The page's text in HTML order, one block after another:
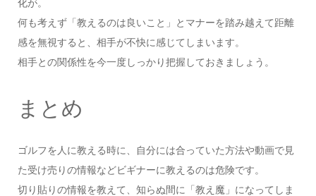
化が。
何も考えず「教えるのは良いこと」とマナーを踏み越えて距離
感を無視すると、相手が不快に感じてしまいます。
相手との関係性を今一度しっかり把握しておきましょう。
まとめ
ゴルフを人に教える時に、自分には合っていた方法や動画で見
た受け売りの情報などビギナーに教えるのは危険です。
切り貼りの情報を教えて、知らぬ間に「教え魔」になってしま